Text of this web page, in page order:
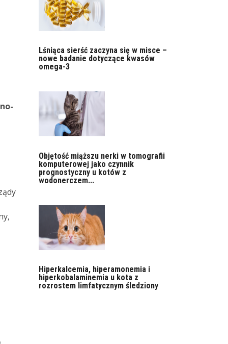
Lśniąca sierść zaczyna się w misce –
nowe badanie dotyczące kwasów
omega-3
Objętość miąższu nerki w tomografii
komputerowej jako czynnik
prognostyczny u kotów z
wodonerczem...
Hiperkalcemia, hiperamonemia i
hiperkobalaminemia u kota z
rozrostem limfatycznym śledziony